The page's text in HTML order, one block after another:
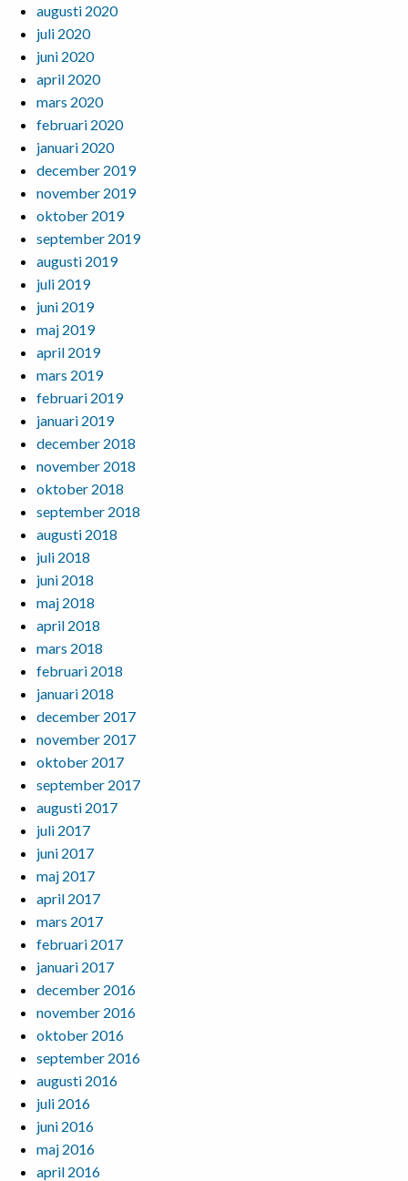
augusti 2020
juli 2020
juni 2020
april 2020
mars 2020
februari 2020
januari 2020
december 2019
november 2019
oktober 2019
september 2019
augusti 2019
juli 2019
juni 2019
maj 2019
april 2019
mars 2019
februari 2019
januari 2019
december 2018
november 2018
oktober 2018
september 2018
augusti 2018
juli 2018
juni 2018
maj 2018
april 2018
mars 2018
februari 2018
januari 2018
december 2017
november 2017
oktober 2017
september 2017
augusti 2017
juli 2017
juni 2017
maj 2017
april 2017
mars 2017
februari 2017
januari 2017
december 2016
november 2016
oktober 2016
september 2016
augusti 2016
juli 2016
juni 2016
maj 2016
april 2016